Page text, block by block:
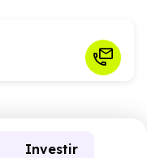
Investir